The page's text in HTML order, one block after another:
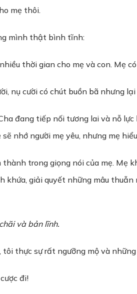
mẹ thôi.
mình thật bình tĩnh:
thời gian cho mẹ và con. Mẹ
nụ cười có chút buồn bã nhưng
đang tiếp nối tương lai và nỗ
nhớ người mẹ yêu, nhưng mẹ
trong giọng nói của mẹ. Mẹ
khứa, giải quyết những mâu
và bản lĩnh.
thực sự rất ngưỡng mộ và
đi!